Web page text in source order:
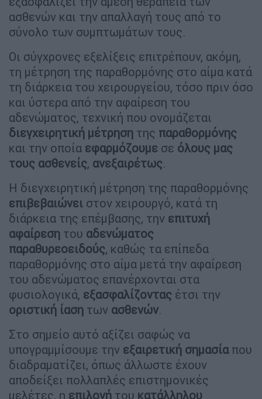
ασθενών και την απαλλαγή τους από το
σύνολο των συμπτωμάτων τους.
Οι σύγχρονες εξελίξεις επιτρέπουν, ακόμη,
τη μέτρηση της παραθορμόνης στο αίμα κατά
τη διάρκεια του χειρουργείου, τόσο πριν όσο
και ύστερα από την αφαίρεση του
αδενώματος, τεχνική που ονομάζεται
διεγχειρητική μέτρηση της παραθορμόνης
και την οποία εφαρμόζουμε σε όλους μας
τους ασθενείς, ανεξαιρέτως.
Η διεγχειρητική μέτρηση της παραθορμόνης
επιβεβαιώνει στον χειρουργό, κατά τη
διάρκεια της επέμβασης, την επιτυχή
αφαίρεση του αδενώματος
παραθυρεοειδούς, καθώς τα επίπεδα
παραθορμόνης στο αίμα μετά την αφαίρεση
του αδενώματος επανέρχονται στα
φυσιολογικά, εξασφαλίζοντας έτσι την
οριστική ίαση των ασθενών.
Στο σημείο αυτό αξίζει σαφώς να
υπογραμμίσουμε την εξαιρετική σημασίαπου
διαδραματίζει, όπως άλλωστε έχουν
αποδείξει πολλαπλές επιστημονικές
μελέτες, η επιλογή του κατάλληλου